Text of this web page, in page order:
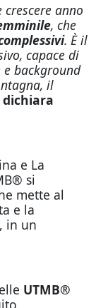
anno
, che
. È il
capace di
e background
il
dichiara
e La
si
mette al
e la
in un
UTMB®